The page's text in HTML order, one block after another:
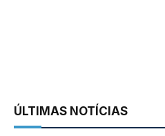
ÚLTIMAS NOTÍCIAS